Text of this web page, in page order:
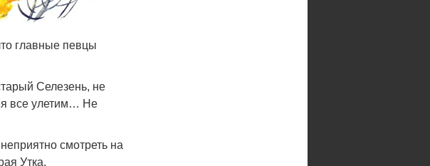
главные певцы
Селезень, не
все улетим… Не
смотреть на
Утка.